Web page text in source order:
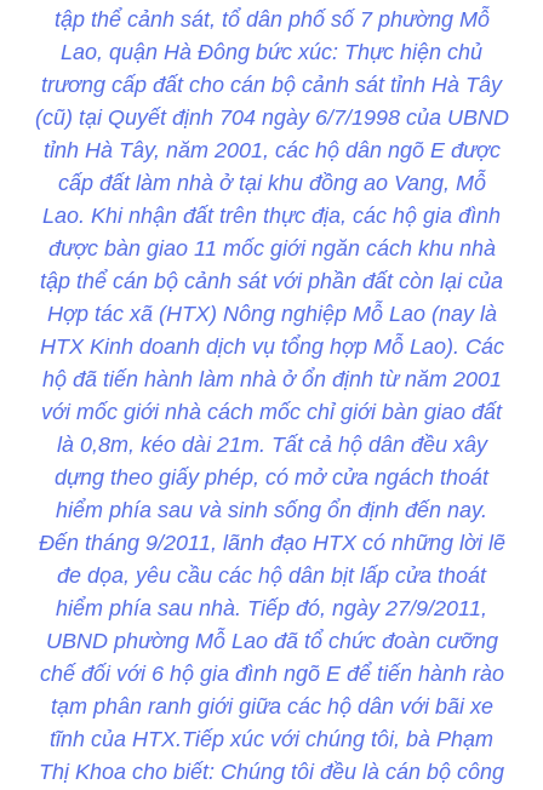
tập thể cảnh sát, tổ dân phố số 7 phường Mỗ
Lao, quận Hà Đông bức xúc: Thực hiện chủ
trương cấp đất cho cán bộ cảnh sát tỉnh Hà Tây
(cũ) tại Quyết định 704 ngày 6/7/1998 của UBND
tỉnh Hà Tây, năm 2001, các hộ dân ngõ E được
cấp đất làm nhà ở tại khu đồng ao Vang, Mỗ
Lao. Khi nhận đất trên thực địa, các hộ gia đình
được bàn giao 11 mốc giới ngăn cách khu nhà
tập thể cán bộ cảnh sát với phần đất còn lại của
Hợp tác xã (HTX) Nông nghiệp Mỗ Lao (nay là
HTX Kinh doanh dịch vụ tổng hợp Mỗ Lao). Các
hộ đã tiến hành làm nhà ở ổn định từ năm 2001
với mốc giới nhà cách mốc chỉ giới bàn giao đất
là 0,8m, kéo dài 21m. Tất cả hộ dân đều xây
dựng theo giấy phép, có mở cửa ngách thoát
hiểm phía sau và sinh sống ổn định đến nay.
Đến tháng 9/2011, lãnh đạo HTX có những lời lẽ
đe dọa, yêu cầu các hộ dân bịt lấp cửa thoát
hiểm phía sau nhà. Tiếp đó, ngày 27/9/2011,
UBND phường Mỗ Lao đã tổ chức đoàn cưỡng
chế đối với 6 hộ gia đình ngõ E để tiến hành rào
tạm phân ranh giới giữa các hộ dân với bãi xe
tĩnh của HTX.Tiếp xúc với chúng tôi, bà Phạm
Thị Khoa cho biết: Chúng tôi đều là cán bộ công